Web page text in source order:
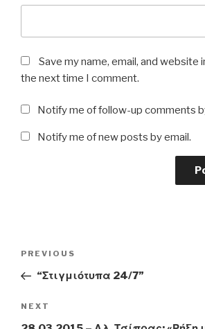
Save my name, email, and website
the next time I comment.
Notify me of follow-up comments
Notify me of new posts by email.
Previous
Post
PREVIOUS
“Στιγμιότυπα 24/7”
Next
Post
NEXT